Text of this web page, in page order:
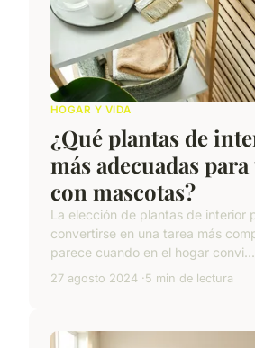
HOGAR Y VIDA
¿Qué plantas de
más adecuadas
con mascotas?
La elección de plantas de interior
convertirse en una tarea más
parece cuando en el hogar convi...
27 agosto 2024 5 min de lectura